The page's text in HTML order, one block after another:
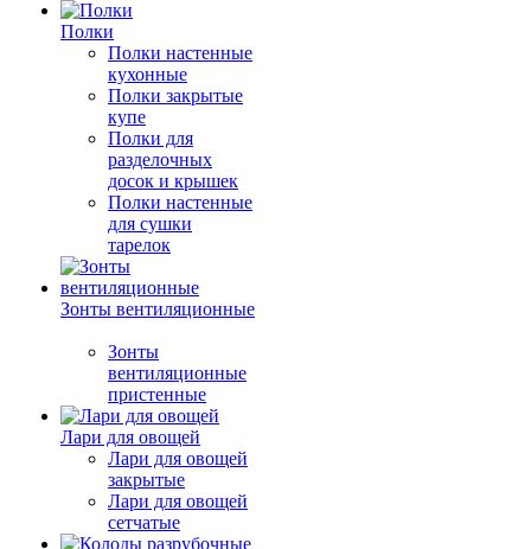
Полки
Полки настенные
кухонные
Полки закрытые
купе
Полки для
разделочных
досок и крышек
Полки настенные
для сушки
тарелок
Зонты вентиляционные
Зонты
вентиляционные
пристенные
Лари для овощей
Лари для овощей
закрытые
Лари для овощей
сетчатые